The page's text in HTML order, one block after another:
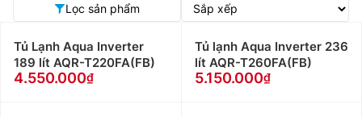
Lọc sản phẩm
Tủ Lạnh Aqua Inverter
189 lít AQR-T220FA(FB)
4.550.000
Tủ lạnh Aqua Inverter 236
lít AQR-T260FA(FB)
5.150.000